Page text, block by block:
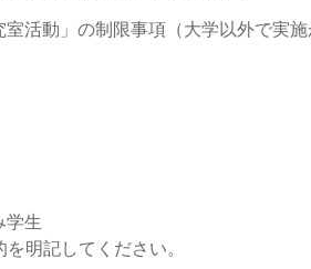
活動」の制限事項（大学以外で実
学生
明記してください。